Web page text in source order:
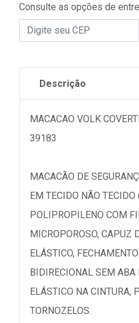
Consulte as opções de
Descrição
MACACAO VOLK
39183
MACACÃO DE
EM TECIDO NÃO TECIDO
POLIPROPILENO COM
MICROPOROSO, CAPUZ
ELÁSTICO,
BIDIRECIONAL SEM ABA
ELÁSTICO NA CINTURA,
TORNOZELOS.